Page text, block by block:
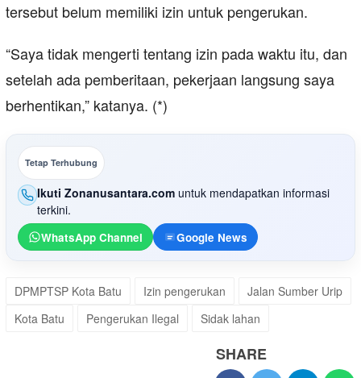
tersebut belum memiliki izin untuk pengerukan.
“Saya tidak mengerti tentang izin pada waktu itu, dan
setelah ada pemberitaan, pekerjaan langsung saya
berhentikan,” katanya. (*)
Tetap Terhubung
Ikuti Zonanusantara.com untuk mendapatkan informasi
terkini.
WhatsApp Channel Google News
DPMPTSP Kota Batu Izin pengerukan
Jalan Sumber Urip
Kota Batu
Pengerukan Ilegal Sidak lahan
SHARE